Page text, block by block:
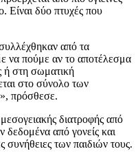
Είναι δύο πτυχές που
από τα
να πούμε αν το αποτέλεσμα
ή στη σωματική
στο σύνολο των
πρόσθεσε.
διατροφής από
δεδομένα από γονείς και
συνήθειες των παιδιών τους.